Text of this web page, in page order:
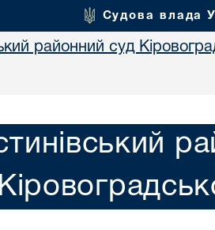
Судова влада
районний суд